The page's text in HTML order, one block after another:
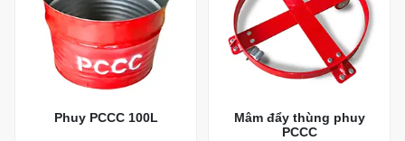
Phuy PCCC 100L
Mâm đẩy thùng phuy
PCCC